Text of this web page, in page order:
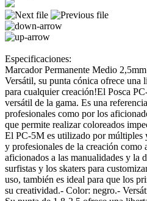
Especificaciones:
Marcador Permanente Medio
Versátil, su punta cónica ofrece una
para cualquier creación!El Posca
versátil de la gama. Es una
profesionales como por los
que permite realizar coloreados
El PC-5M es utilizado por múltiples
y profesionales de la creación como
aficionados a las manualidades y la
surfistas y los skaters para
uso, también es ideal para que los
su creatividad.- Color: negro.-